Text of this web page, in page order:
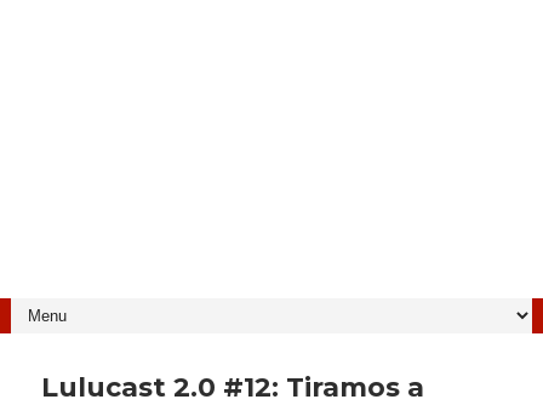
Lulucast 2.0 #12: Tiramos a